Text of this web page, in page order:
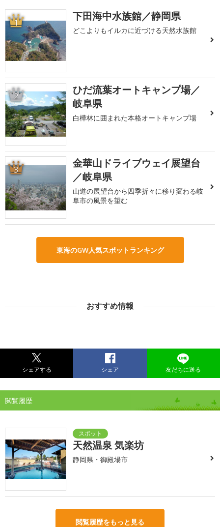
1 下田海中水族館／静岡県
どこよりもイルカに近づける天然水族館
2
ひだ流葉オートキャンプ場／
岐阜県
白樺林に囲まれた本格オートキャンプ場
3
金華山ドライブウェイ展望台
／岐阜県
山道の展望台から四季折々に移り変わる岐
阜市の風景を望む
東海のGW人気スポットランキング
おすすめ情報
シェアする シェア 友だちに送る
閲覧履歴
天然温泉 気楽坊
静岡県・御殿場市
閲覧履歴をもっと見る